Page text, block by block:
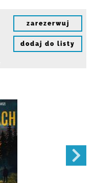
zarezerwuj
dodaj do listy